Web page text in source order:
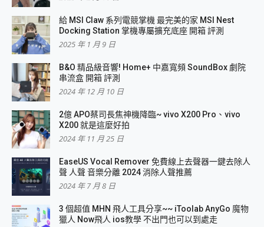
給 MSI Claw 系列電競掌機 最完美的家 MSI Nest
Docking Station 掌機專屬擴充底座 開箱 評測
2025 年 1 月 9 日
B&O 精品級音響! Home+ 中嘉寬頻 SoundBox 劇院
串流盒 開箱 評測
2024 年 12 月 10 日
2億 APO蔡司長焦神機降臨~ vivo X200 Pro、vivo
X200 就是這麼好拍
2024 年 11 月 25 日
EaseUS Vocal Remover 免費線上去聲器一鍵去除人
聲 人聲 音樂分離 2024 消除人聲推薦
2024 年 7 月 8 日
3 個超值 MHN 飛人工具分享~~ iToolab AnyGo 魔物
獵人 Now飛人 ios教學 不出門也可以到處走